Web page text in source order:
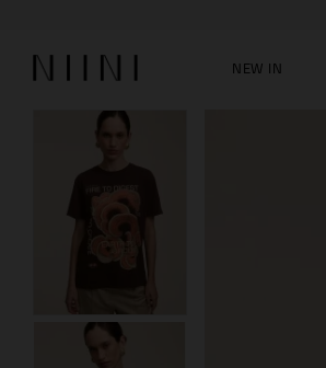
NEW IN